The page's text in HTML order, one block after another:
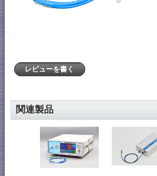
レビューを書く
関連製品